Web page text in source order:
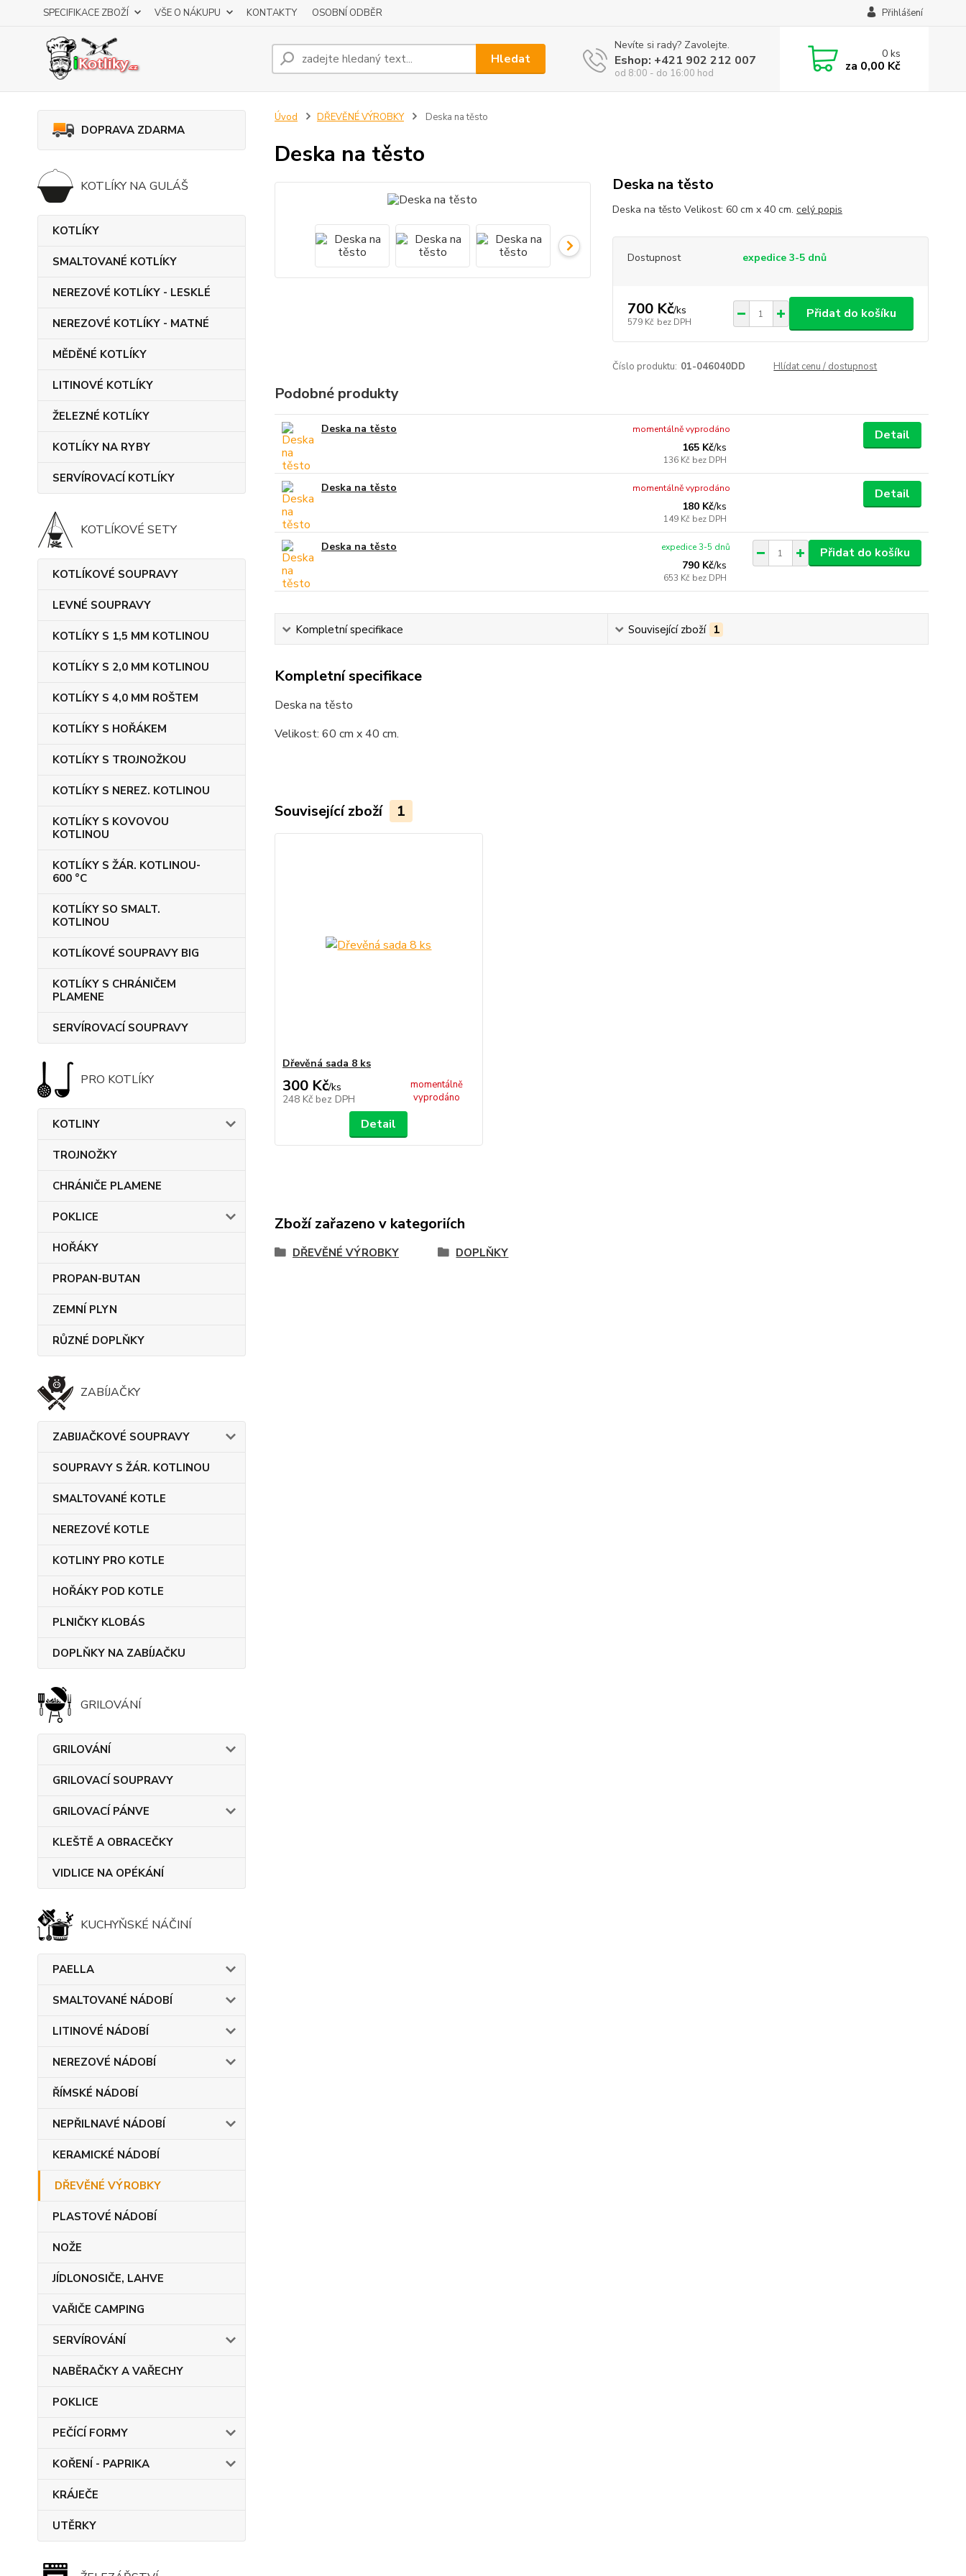
SPECIFIKACE ZBOŽÍ VŠE O NÁKUPU KONTAKTY OSOBNÍ ODBĚR Přihlášení
Hledat
Nevíte si rady? Zavolejte.
Eshop: +421 902 212 007
od 8:00 - do 16:00 hod
0ks
za 0,00 Kč
DOPRAVA ZDARMA
KOTLÍKY NA GULÁŠ
KOTLÍKY
SMALTOVANÉ KOTLÍKY
NEREZOVÉ KOTLÍKY - LESKLÉ
NEREZOVÉ KOTLÍKY - MATNÉ
MĚDĚNÉ KOTLÍKY
LITINOVÉ KOTLÍKY
ŽELEZNÉ KOTLÍKY
KOTLÍKY NA RYBY
SERVÍROVACÍ KOTLÍKY
KOTLÍKOVÉ SETY
KOTLÍKOVÉ SOUPRAVY
LEVNÉ SOUPRAVY
KOTLÍKY S 1,5 MM KOTLINOU
KOTLÍKY S 2,0 MM KOTLINOU
KOTLÍKY S 4,0 MM ROŠTEM
KOTLÍKY S HOŘÁKEM
KOTLÍKY S TROJNOŽKOU
KOTLÍKY S NEREZ. KOTLINOU
KOTLÍKY S KOVOVOU
KOTLINOU
KOTLÍKY S ŽÁR. KOTLINOU-
600 °C
KOTLÍKY SO SMALT.
KOTLINOU
KOTLÍKOVÉ SOUPRAVY BIG
KOTLÍKY S CHRÁNIČEM
PLAMENE
SERVÍROVACÍ SOUPRAVY
PRO KOTLÍKY
KOTLINY
TROJNOŽKY
CHRÁNIČE PLAMENE
POKLICE
HOŘÁKY
PROPAN-BUTAN
ZEMNÍ PLYN
RŮZNÉ DOPLŇKY
ZABÍJAČKY
ZABIJAČKOVÉ SOUPRAVY
SOUPRAVY S ŽÁR. KOTLINOU
SMALTOVANÉ KOTLE
NEREZOVÉ KOTLE
KOTLINY PRO KOTLE
HOŘÁKY POD KOTLE
PLNIČKY KLOBÁS
DOPLŇKY NA ZABÍJAČKU
GRILOVÁNÍ
GRILOVÁNÍ
GRILOVACÍ SOUPRAVY
GRILOVACÍ PÁNVE
KLEŠTĚ A OBRACEČKY
VIDLICE NA OPÉKÁNÍ
KUCHYŇSKÉ NÁČINÍ
PAELLA
SMALTOVANÉ NÁDOBÍ
LITINOVÉ NÁDOBÍ
NEREZOVÉ NÁDOBÍ
ŘÍMSKÉ NÁDOBÍ
NEPŘILNAVÉ NÁDOBÍ
KERAMICKÉ NÁDOBÍ
DŘEVĚNÉ VÝROBKY
PLASTOVÉ NÁDOBÍ
NOŽE
JÍDLONOSIČE, LAHVE
VAŘIČE CAMPING
SERVÍROVÁNÍ
NABĚRAČKY A VAŘECHY
POKLICE
PEČÍCÍ FORMY
KOŘENÍ - PAPRIKA
KRÁJEČE
UTĚRKY
Úvod DŘEVĚNÉ VÝROBKY Deska na těsto
Deska na těsto
Deska na těsto
Deska na těsto Velikost: 60 cm x 40 cm. celý popis
Dostupnost expedice 3-5 dnů
700 Kč/ks
579 Kč bez DPH
Přidat do košíku
Číslo produktu: 01-046040DD Hlídat cenu / dostupnost
Podobné produkty
Deska na těsto
165 Kč/ks
136 Kč bez DPH
momentálně vyprodáno Detail
Deska na těsto
180 Kč/ks
149 Kč bez DPH
momentálně vyprodáno Detail
Deska na těsto
790 Kč/ks
653 Kč bez DPH
expedice 3-5 dnů Přidat do košíku
Kompletní specifikace Související zboží 1
Kompletní specifikace
Deska na těsto
Velikost: 60 cm x 40 cm.
Související zboží 1
Dřevěná sada 8 ks
300 Kč/ks
248 Kč bez DPH
momentálně
vyprodáno
Detail
Zboží zařazeno v kategoriích
DŘEVĚNÉ VÝROBKY DOPLŇKY